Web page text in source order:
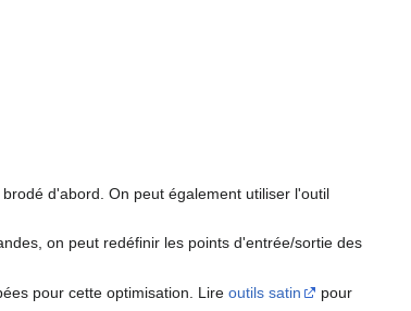
d'abord. On peut également utiliser l'outil
on peut redéfinir les points d'entrée/sortie des
pour cette optimisation. Lireoutils satin
pour